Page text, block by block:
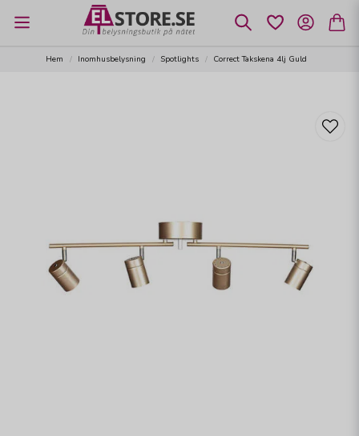
Hem Inomhusbelysning Spotlights Correct Takskena 4lj Guld